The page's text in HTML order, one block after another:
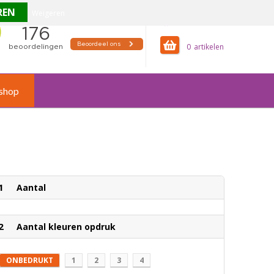
0
Aantal
Aantal kleuren opdruk
ONBEDRUKT 1 2 3 4